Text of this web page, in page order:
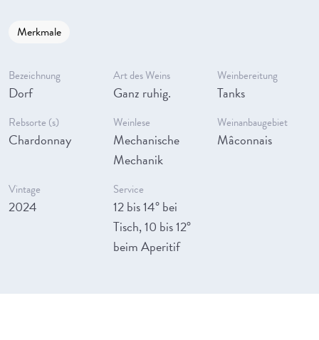
Merkmale
Bezeichnung
Dorf
Art des Weins
Ganz ruhig.
Weinbereitung
Tanks
Rebsorte (s)
Chardonnay
Weinlese
Mechanische
Mechanik
Weinanbaugebiet
Mâconnais
Vintage
2024
Service
12 bis 14° bei
Tisch, 10 bis 12°
beim Aperitif